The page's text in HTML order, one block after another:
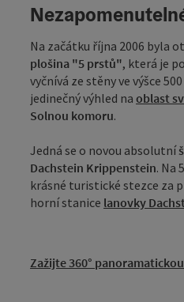
Na začátku října 2006 byla
plošina "5 prstů", která je
vyčnívá ze stěny ve výšce
jedinečný výhled na oblast
Solnou komoru.
Jedná se o novou absolutní
Dachstein Krippenstein. Na
krásné turistické stezce za
horní stanice lanovky
Zažijte 360°